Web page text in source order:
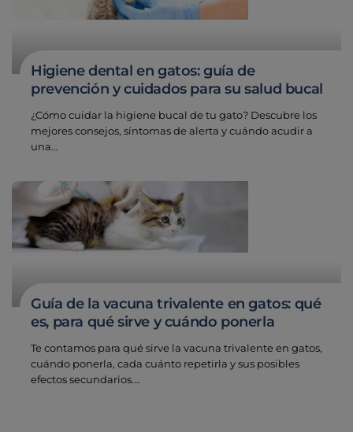
Higiene dental en gatos: guía de
prevención y cuidados para su salud bucal
¿Cómo cuidar la higiene bucal de tu gato? Descubre los
mejores consejos, síntomas de alerta y cuándo acudir a
una…
Guía de la vacuna trivalente en gatos: qué
es, para qué sirve y cuándo ponerla
Te contamos para qué sirve la vacuna trivalente en gatos,
cuándo ponerla, cada cuánto repetirla y sus posibles
efectos secundarios.…